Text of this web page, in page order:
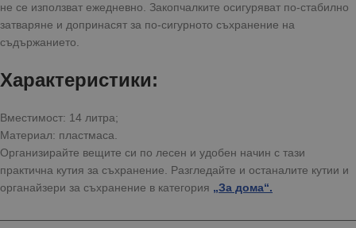
не се използват ежедневно. Закопчалките осигуряват по-стабилно
затваряне и допринасят за по-сигурното съхранение на
съдържанието.
Характеристики:
Вместимост: 14 литра;
Материал: пластмаса.
Организирайте вещите си по лесен и удобен начин с тази
практична кутия за съхранение. Разгледайте и останалите кутии и
органайзери за съхранение в категория „За дома“.